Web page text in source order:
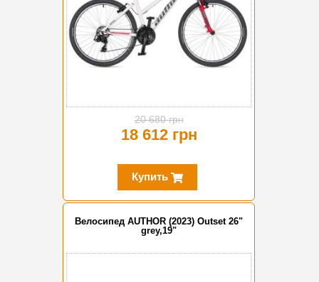
20 680 грн
18 612 грн
Купить
Велосипед AUTHOR (2023) Outset 26"
grey,19"